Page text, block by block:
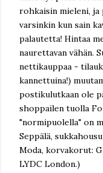
rohkaisin mieleni, ja
varsinkin kun sain
palautetta! Hintaa
naurettavan vähän.
nettikauppaa -
kannettuina!)
postikulutkaan ole
shoppailen tuolla
"normipuolella" on
Seppälä,
Moda, korvakorut:
LYDC London.)